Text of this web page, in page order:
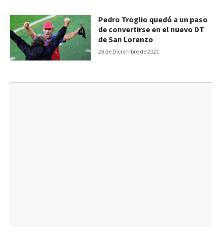
28 de Diciembre de 2021
Pedro Troglio quedó a un paso
de convertirse en el nuevo DT
de San Lorenzo